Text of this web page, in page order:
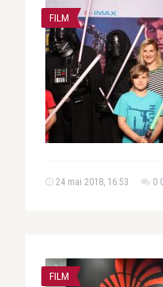
FILM
24 mai 2018, 16:53 0
FILM